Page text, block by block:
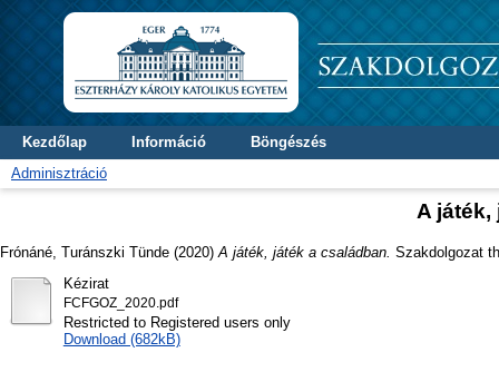
Kezdőlap Információ
Böngészés
Adminisztráció
A játék,
Frónáné, Turánszki Tünde (2020) A játék, játék a családban. Szakdolgozat
Kézirat
FCFGOZ_2020.pdf
Restricted to Registered users only
Download (682kB)